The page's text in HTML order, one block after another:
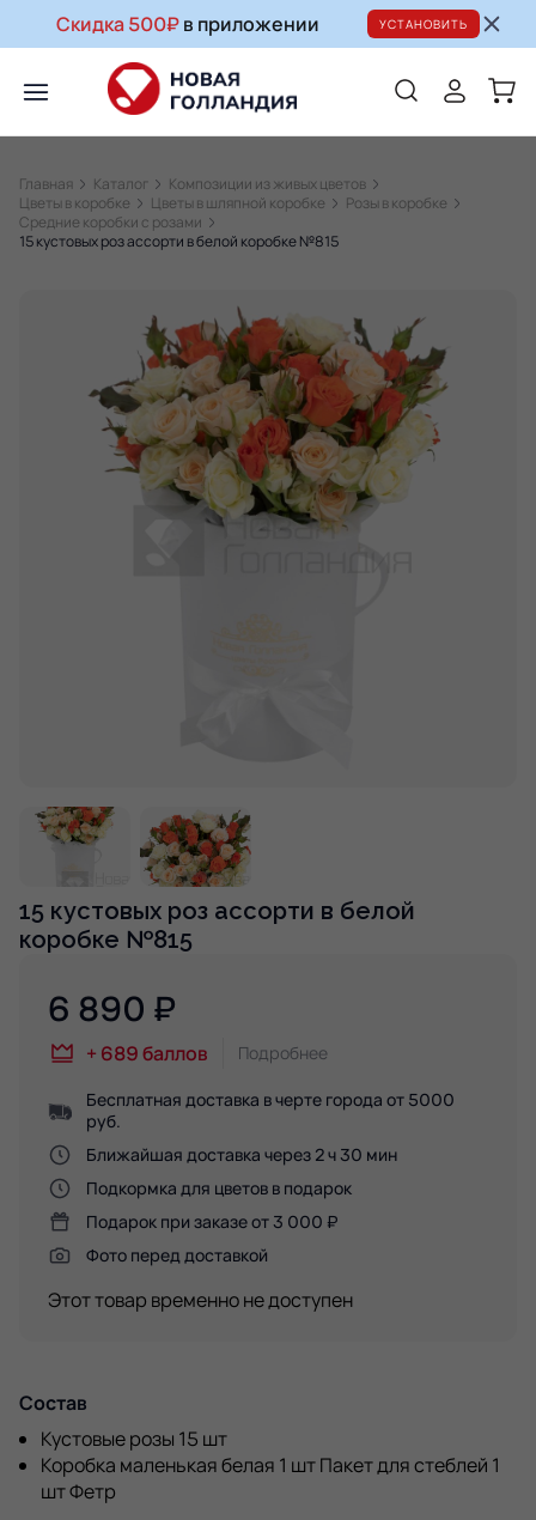
Скидка 500₽в приложении УСТАНОВИТЬ
Главная Каталог
Композиции из живых цветов
Цветы в коробке
Цветы в шляпной коробке
Розы в коробке
Средние коробки с розами
15 кустовых роз ассорти в белой коробке №815
15 кустовых роз ассорти в белой
коробке №815
6 890 ₽
+ 689баллов Подробнее
Бесплатная доставка в черте города от 5000
руб.
Ближайшая доставка через 2 ч 30 мин
Подкормка для цветов в подарок
Подарок при заказе от 3 000 ₽
Фото перед доставкой
Этот товар временно не доступен
Состав
Кустовые розы 15 шт
Коробка маленькая белая 1 шт Пакет для стеблей 1
шт Фетр